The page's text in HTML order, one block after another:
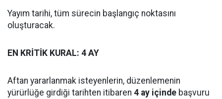
Yayım tarihi, tüm sürecin başlangıç noktasını
oluşturacak.
EN KRİTİK KURAL: 4 AY
Aftan yararlanmak isteyenlerin, düzenlemenin
yürürlüğe girdiği tarihten itibaren 4 ay içinde başvuru